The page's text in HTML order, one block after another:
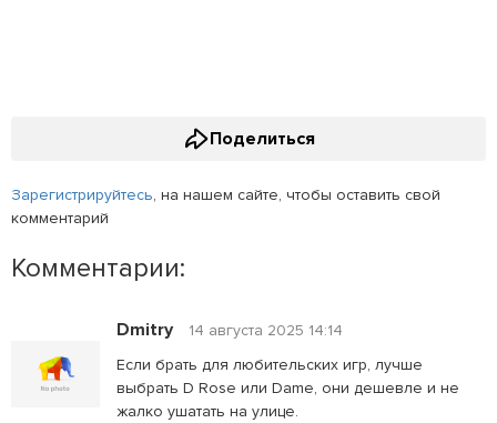
Поделиться
Зарегистрируйтесь, на нашем сайте, чтобы оставить свой
комментарий
Комментарии:
Dmitry
14 августа 2025 14:14
Если брать для любительских игр, лучше
выбрать D Rose или Dame, они дешевле и не
жалко ушатать на улице.